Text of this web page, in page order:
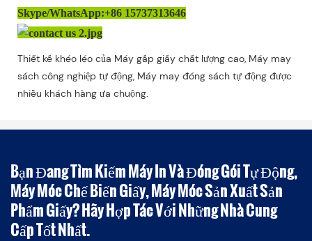
Skype/WhatsApp:+86 15737313646
Thiết kế khéo léo của Máy gấp giấy chất lượng cao, Máy may
sách công nghiệp tự động, Máy may đóng sách tự động được
nhiều khách hàng ưa chuộng.
Bạn Đang Tìm Kiếm Máy In Và Đóng Gói Tự Động,
Máy Móc Chế Biến Giấy, Máy Móc Sản Xuất Sản
Phẩm Giấy? Hãy Hợp Tác Với Những Nhà Cung
Cấp Tốt Nhất.